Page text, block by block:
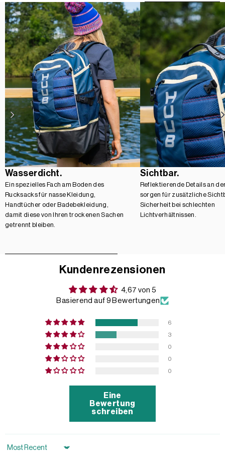
Wasserdicht.
Ein spezielles Fach am Boden des
Rucksacks für nasse Kleidung,
Handtücher oder Badebekleidung,
damit diese von Ihren trockenen Sachen
getrennt bleiben.
Sichtbar.
Reflektierende Details an
sorgen für zusätzliche
Sicherheit bei schlechten
Lichtverhältnissen.
Kundenrezensionen
4,67 von 5
Basierend auf 9 Bewertungen
6
3
0
0
0
Eine
Bewertung
schreiben
Sort by